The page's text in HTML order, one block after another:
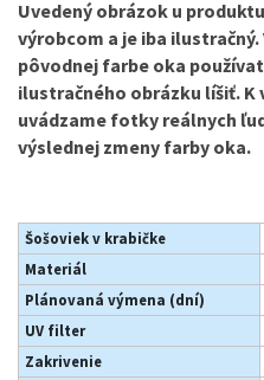
Uvedený obrázok u
výrobcom a je iba
pôvodnej farbe oka
ilustračného obrázku líšiť. K
uvádzame fotky reálnych
výslednej zmeny farby oka.
Šošoviek v krabičke
Materiál
Plánovaná výmena (dní)
UV filter
Zakrivenie